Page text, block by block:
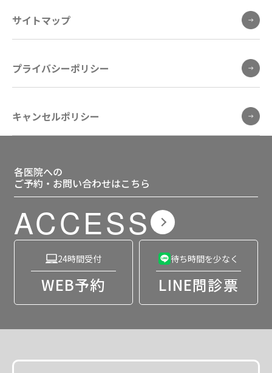
サイトマップ
プライバシーポリシー
キャンセルポリシー
各医院への
ご予約・お問い合わせはこちら
ACCESS
24時間受付
WEB予約
待ち時間を少なく
LINE問診票